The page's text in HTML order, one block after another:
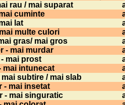
rau / mai suparat
cuminte
lat
multe culori
gras/ mai gros
- mai murdar
mai prost
mai intunecat
subtire / mai slab
- mai insetat
- mai singuratic